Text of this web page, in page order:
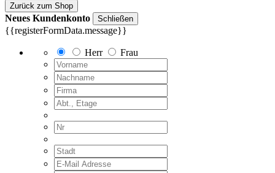
Zurück zum Shop
Neues Kundenkonto Schließen
{{registerFormData.message}}
Herr Frau